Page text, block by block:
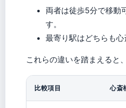
両者は徒歩5分で移動
す。
最寄り駅はどちらも
これらの違いを踏まえると
比較項目 心斎